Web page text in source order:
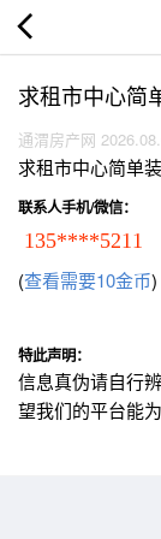
求租市中心简
通渭房产网
求租市中心简单
联系人手机/微信：
135****5211
(查看需要10金币)
特此声明：
信息真伪请自行
望我们的平台能